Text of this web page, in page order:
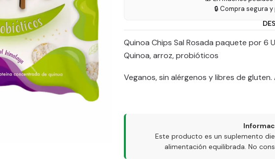
🔒 Compra segura
Quinoa Chips Sal Rosada paquete por 6
Quinoa, arroz, probióticos
Veganos, sin alérgenos y libres de
Este producto es un suplemento
alimentación equilibrada. No